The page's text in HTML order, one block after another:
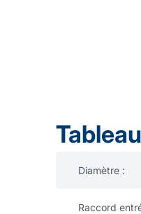
Diamètre :
Raccord